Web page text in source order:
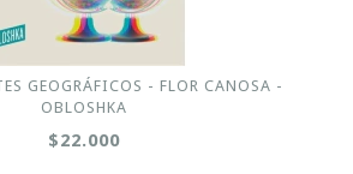
GEOGRÁFICOS - FLOR CANOSA -
OBLOSHKA
$22.000